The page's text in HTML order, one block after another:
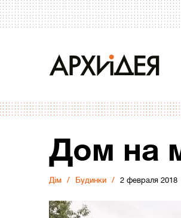
Дом на
Дiм Будинки 2 февраля 2018